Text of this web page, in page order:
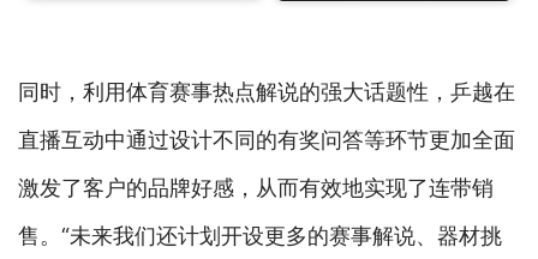
同时，利用体育赛事热点解说的强大话题性，乒越在
直播互动中通过设计不同的有奖问答等环节更加全面
激发了客户的品牌好感，从而有效地实现了连带销
售。“未来我们还计划开设更多的赛事解说、器材挑